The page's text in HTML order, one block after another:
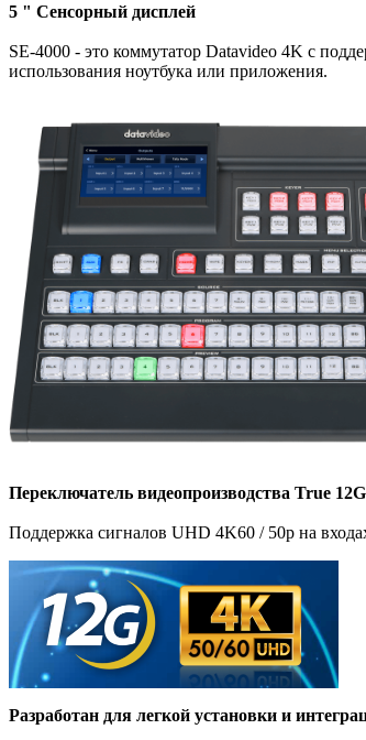
5 " Сенсорный дисплей
SE-4000 - это коммутатор Datavideo 4K с
использования ноутбука или приложения.
Переключатель видеопроизводства True
Поддержка сигналов UHD 4K60 / 50p на
Разработан для легкой установки и